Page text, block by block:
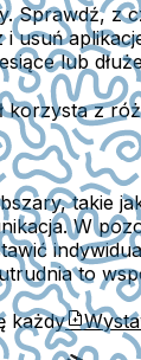
Sprawdź, z
usuń
lub
korzysta z
takie
W
to
każdy